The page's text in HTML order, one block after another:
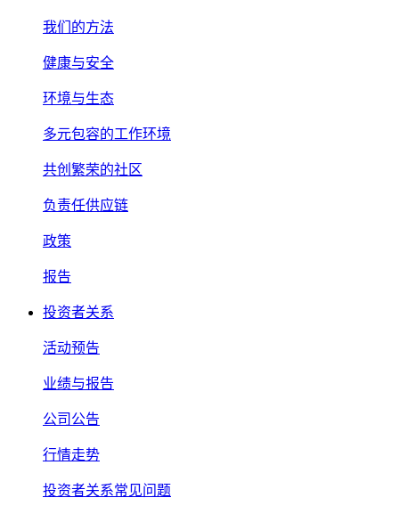
我们的方法
健康与安全
环境与生态
多元包容的工作环境
共创繁荣的社区
负责任供应链
政策
报告
投资者关系
活动预告
业绩与报告
公司公告
行情走势
投资者关系常见问题